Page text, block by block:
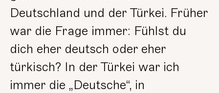
Deutschland und der Türkei. Früher
war die Frage immer: Fühlst du
dich eher deutsch oder eher
türkisch? In der Türkei war ich
immer die „Deutsche“, in